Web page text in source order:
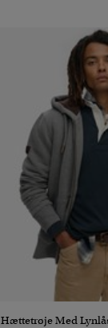
Hættetrøje Med